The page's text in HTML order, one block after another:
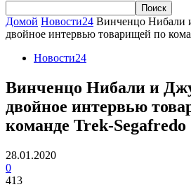
Домой Новости24 Винченцо Нибали
двойное интервью товарищей по
Новости24
Винченцо Нибали и
двойное интервью
команде Trek-Segafredo
28.01.2020
0
413